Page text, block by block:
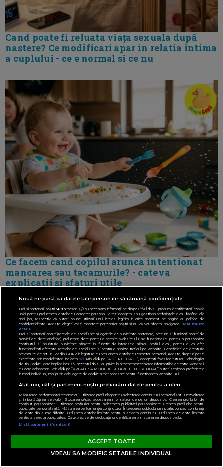
Cand poate fi reluata viața sexuala după
nastere? Ce modificari apar in relatia intima
a cuplului - ce e normal si ce nu
Ce facem cand copilul arunca intentionat
mancarea sau tacamurile? - cateva
explicatii si sfaturi utile
📻 RADIO: LIFESTYLE DESPRECOPII
Nouă ne pasă ca datele tale personale să rămână confidențiale
Noi și partenerii noștri589stocăm și/sau accesăm informații pe dispozitivul dvs., precum identificatorii cookie
unici pentru prelucrarea datelor cu caracter personal. Puteți accepta sau gestiona preferințele dvs. făcând clic
mai jos, respectiv vă puteți opune utilizării unui interes legitim în orice moment pe pagina cu politica de
confidențialitate. Aceste alegeri vor fi raportate partenerilor noștri și nu vă vor afecta navigarea.
Mai multe
detalii
Noi si partenerii nostri (retelele de socializare si agentiile de publicitate partenere, precum si furnizorii nostri de
servicii de date analitice) prelucram date pentru a permite website-ului sa functioneze, pentru a personaliza
continutul si anunturile publicitare afisate in functie de interesele si/sau profilul dvs., pentru a va oferi
functionalitati aferente retelelor de socializare si pentru a analiza traficul pe website. Beneficiati de drepturile
prevazute de art. 15-22 din GDPR in legatura cu prelucrarea datelor cu caracter personal. Aceste drepturi pot fi
exercitate prin modalitatea indicataaici. Prin click pe “ACCEPT TOATE”, acceptati folosirea tuturor Tehnologiilor
de tip Cookie, care implica inclusiv acceptul dvs. cu privire la stocarea/accesarea informatiilor de catre Vendor-ii
cu care colaboram. Prin click pe “VREAU SA MODIFIC SETARILE INDIVIDUAL” puteti schimba preferintele
in mod individual, mai putin cele legate de cookie strict necesare pentru functionarea website-ului.
Atât noi, cât și partenerii noștri prelucrăm datele pentru a oferi:
Măsurarea performanței reclamelor. Utilizarea profilurilor pentru selectarea conținutului personalizat. Dezvoltarea
și îmbunătățirea serviciilor. Stocarea și/sau accesarea informațiilor de pe un dispozitiv. Crearea profilurilor de
conținut personalizat. Utilizarea profilurilor pentru selectarea publicității personalizate. Crearea profilurilor pentru
publicitate personalizată. Măsurarea performanței conținutului. Înțelegerea publicului prin statistici sau combinații
de date din surse diferite. Utilizarea datelor limitate pentru a selecta conținutul. Utilizarea de date limitate
pentru a selecta publicitatea. Date precise de geolocație și identificarea prin scanarea dispozitivului.
Listă parteneri (furnizori)
ACCEPT TOATE
VREAU SA MODIFIC SETARILE INDIVIDUAL